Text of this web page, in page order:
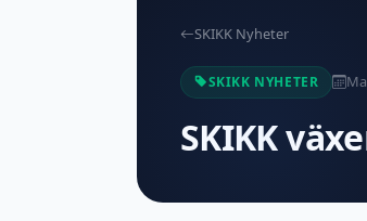
SKIKK Nyheter
SKIKK NYHETER
SKIKK